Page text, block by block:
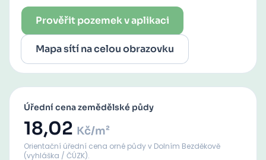
Prověřit pozemek v aplikaci
Mapa sítí na celou obrazovku
Úřední cena zemědělské půdy
18,02 Kč/m²
Orientační úřední cena orné půdyv Dolním Bezděkově
(vyhláška / ČÚZK).